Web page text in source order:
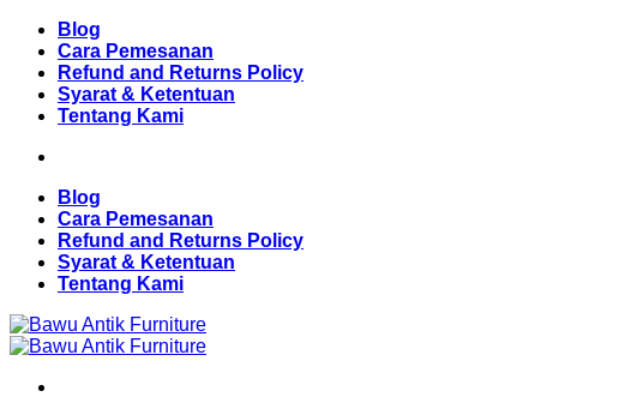
Skip
content
Blog
Cara Pemesanan
Refund and Returns Policy
Syarat & Ketentuan
Tentang Kami
Blog
Cara Pemesanan
Refund and Returns Policy
Syarat & Ketentuan
Tentang Kami